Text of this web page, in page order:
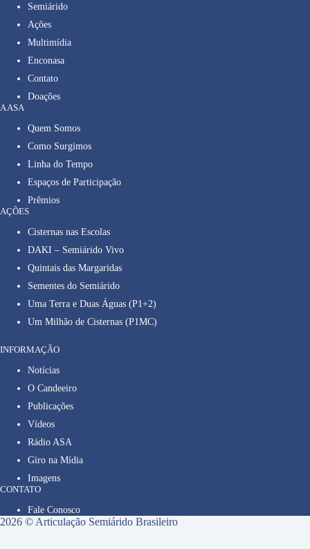
Semiárido
Ações
Multimídia
Enconasa
Contato
Doações
A ASA
Quem Somos
Como Surgimos
Linha do Tempo
Espaços de Participação
Prêmios
AÇÕES
Cisternas nas Escolas
DAKI – Semiárido Vivo
Quintais das Margaridas
Sementes do Semiárido
Uma Terra e Duas Águas (P1+2)
Um Milhão de Cisternas (P1MC)
INFORMAÇÃO
Notícias
O Candeeiro
Publicações
Vídeos
Rádio ASA
Giro na Mídia
Imagens
CONTATO
Fale Conosco
2026 © Articulação Semiárido Brasileiro